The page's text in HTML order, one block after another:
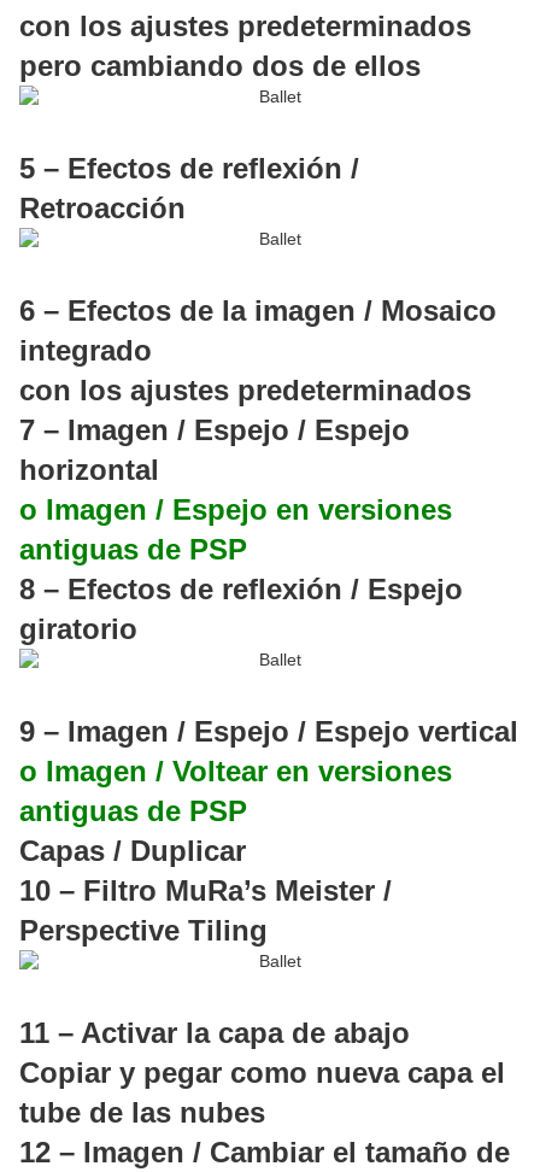
con los ajustes predeterminados
pero cambiando dos de ellos
5 – Efectos de reflexión /
Retroacción
6 – Efectos de la imagen / Mosaico
integrado
con los ajustes predeterminados
7 – Imagen / Espejo / Espejo
horizontal
o Imagen / Espejo en versiones
antiguas de PSP
8 – Efectos de reflexión / Espejo
giratorio
9 – Imagen / Espejo / Espejo vertical
o Imagen / Voltear en versiones
antiguas de PSP
Capas / Duplicar
10 – Filtro MuRa’s Meister /
Perspective Tiling
11 – Activar la capa de abajo
Copiar y pegar como nueva capa el
tube de las nubes
12 – Imagen / Cambiar el tamaño de